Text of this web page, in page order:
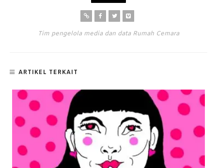
Tim pengelola media dan data Rumah Cemara
ARTIKEL TERKAIT